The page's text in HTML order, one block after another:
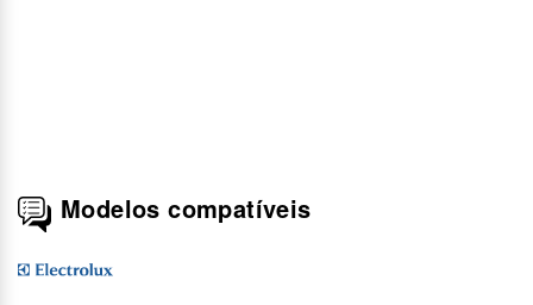
Modelos compatíveis